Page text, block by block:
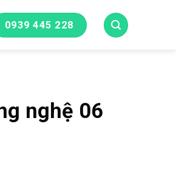
0939 445 228
nghệ 06